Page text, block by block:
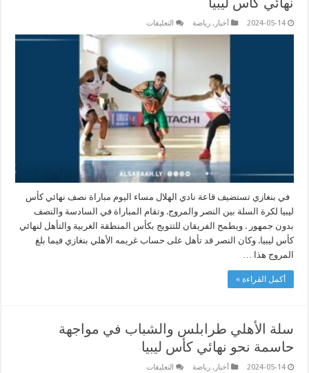
2024-05-14 أخبار ,رياضة التعليقات
عالية
المروج
مقعد
نهائي
كأس
ليبيا
مغلقة
في بنغازي تستضيف قاعة نادي الهلال مساء اليوم مباراة نصف نهائي كأس
ليبيا لكرة السلة بين النصر والمروج. وتقام المباراة في السادسة والنصف
بدون جمهور . ويطمح الفريقان للتتويج بكأس المنطقة الغربية والتأهل لنهائي
كأس ليبيا. وكان النصر قد تأهل على حساب غريمه الأهلي بنغازي فيما بلغ
المروج هذا …
أكمل القراءة »
سلة الأهلي طرابلس والشباب في مواجهة
حاسمة نحو نهائي كأس ليبيا
2024-05-14 أخبار ,رياضة التعليقات